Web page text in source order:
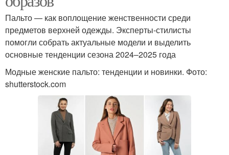
Пальто — как воплощение женственности среди
предметов верхней одежды. Эксперты-стилисты
помогли собрать актуальные модели и выделить
основные тенденции сезона 2024–2025 года
Модные женские пальто: тенденции и новинки. Фото:
shutterstock.com